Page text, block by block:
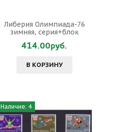
Либерия Олимпиада-76
зимняя, серия+блок
414.00руб.
В КОРЗИНУ
Наличие: 4